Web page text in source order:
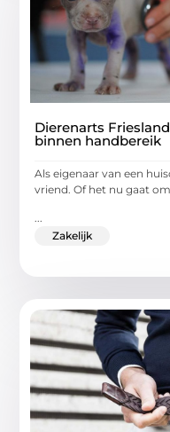
Dierenarts
binnen handbereik
Als eigenaar van een
vriend. Of het nu gaat
...
Zakelijk